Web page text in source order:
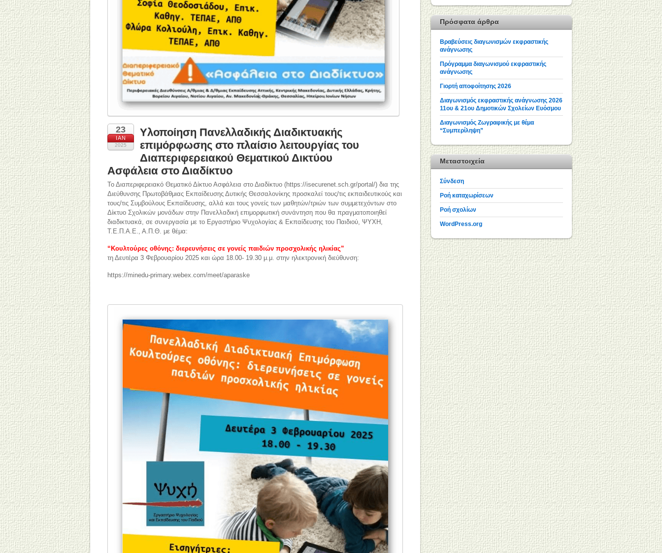
23
ΙΑΝ
2025
Υλοποίηση Πανελλαδικής Διαδικτυακής
επιμόρφωσης στο πλαίσιο λειτουργίας του
Διαπεριφερειακού Θεματικού Δικτύου
Ασφάλεια στο Διαδίκτυο
Το Διαπεριφερειακό Θεματικό Δίκτυο Ασφάλεια στο Διαδίκτυο (https://isecurenet.sch.gr/portal/) δια της
Διεύθυνσης Πρωτοβάθμιας Εκπαίδευσης Δυτικής Θεσσαλονίκης προσκαλεί τους/τις εκπαιδευτικούς και
τους/τις Συμβούλους Εκπαίδευσης, αλλά και τους γονείς των μαθητών/τριών των συμμετεχόντων στο
Δίκτυο Σχολικών μονάδων στην Πανελλαδική επιμορφωτική συνάντηση που θα πραγματοποιηθεί
διαδικτυακά, σε συνεργασία με το Εργαστήριο Ψυχολογίας & Εκπαίδευσης του Παιδιού, ΨΥΧΗ,
Τ.Ε.Π.Α.Ε., Α.Π.Θ. με θέμα:
“Κουλτούρες οθόνης: διερευνήσεις σε γονείς παιδιών προσχολικής ηλικίας”
τη Δευτέρα 3 Φεβρουαρίου 2025 και ώρα 18.00- 19.30 μ.μ. στην ηλεκτρονική διεύθυνση:
https://minedu-primary.webex.com/meet/aparaske
Πρόσφατα άρθρα
Βραβεύσεις διαγωνισμών εκφραστικής
ανάγνωσης
Πρόγραμμα διαγωνισμού εκφραστικής
ανάγνωσης
Γιορτή αποφοίτησης 2026
Διαγωνισμός εκφραστικής ανάγνωσης 2026
11ου & 21ου Δημοτικών Σχολείων Ευόσμου
Διαγωνισμός Ζωγραφικής με θέμα
“Συμπερίληψη”
Μεταστοιχεία
Σύνδεση
Ροή καταχωρίσεων
Ροή σχολίων
WordPress.org